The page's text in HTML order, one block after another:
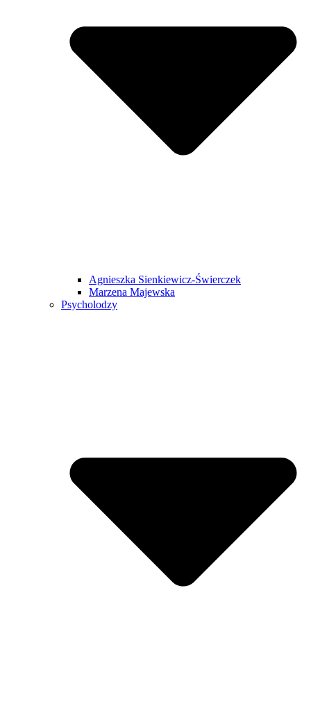
Agnieszka Sienkiewicz-Świerczek
Marzena Majewska
Psycholodzy